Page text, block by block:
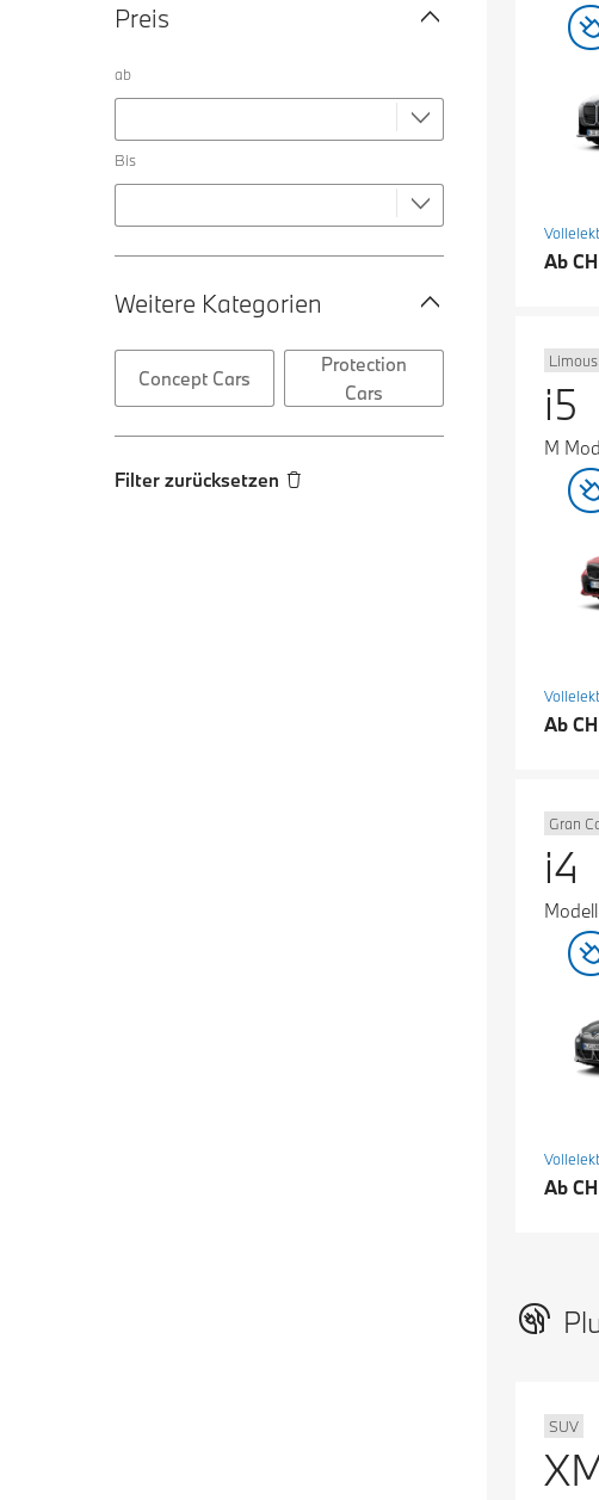
Preis
ab
Bis
Weitere Kategorien
Concept Cars
Protection
Cars
Filter zurücksetzen
Ab
i5
M
Ab
Gran
i4
Ab
SUV